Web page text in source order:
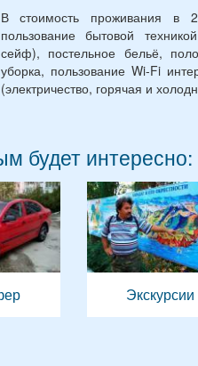
В стоимость проживания в
пользование бытовой
сейф), постельное бельё,
уборка, пользование Wi-Fi
(электричество, горячая и
будет интересно:
Экскурсии